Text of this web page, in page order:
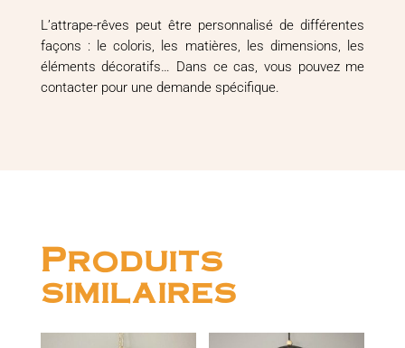
L’attrape-rêves peut être personnalisé de différentes
façons : le coloris, les matières, les dimensions, les
éléments décoratifs… Dans ce cas, vous pouvez me
contacter pour une demande spécifique.
Produits
similaires